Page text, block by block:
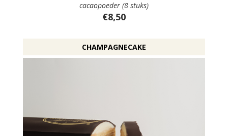
cacaopoeder (8 stuks)
€8,50
CHAMPAGNECAKE